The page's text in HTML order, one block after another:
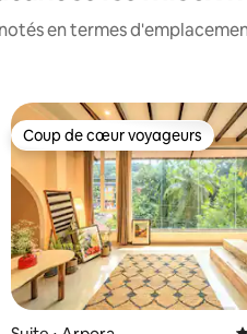
en termes
moyenne sur la base de 10
Coup de cœur voyageurs
Coup de cœur voyageurs